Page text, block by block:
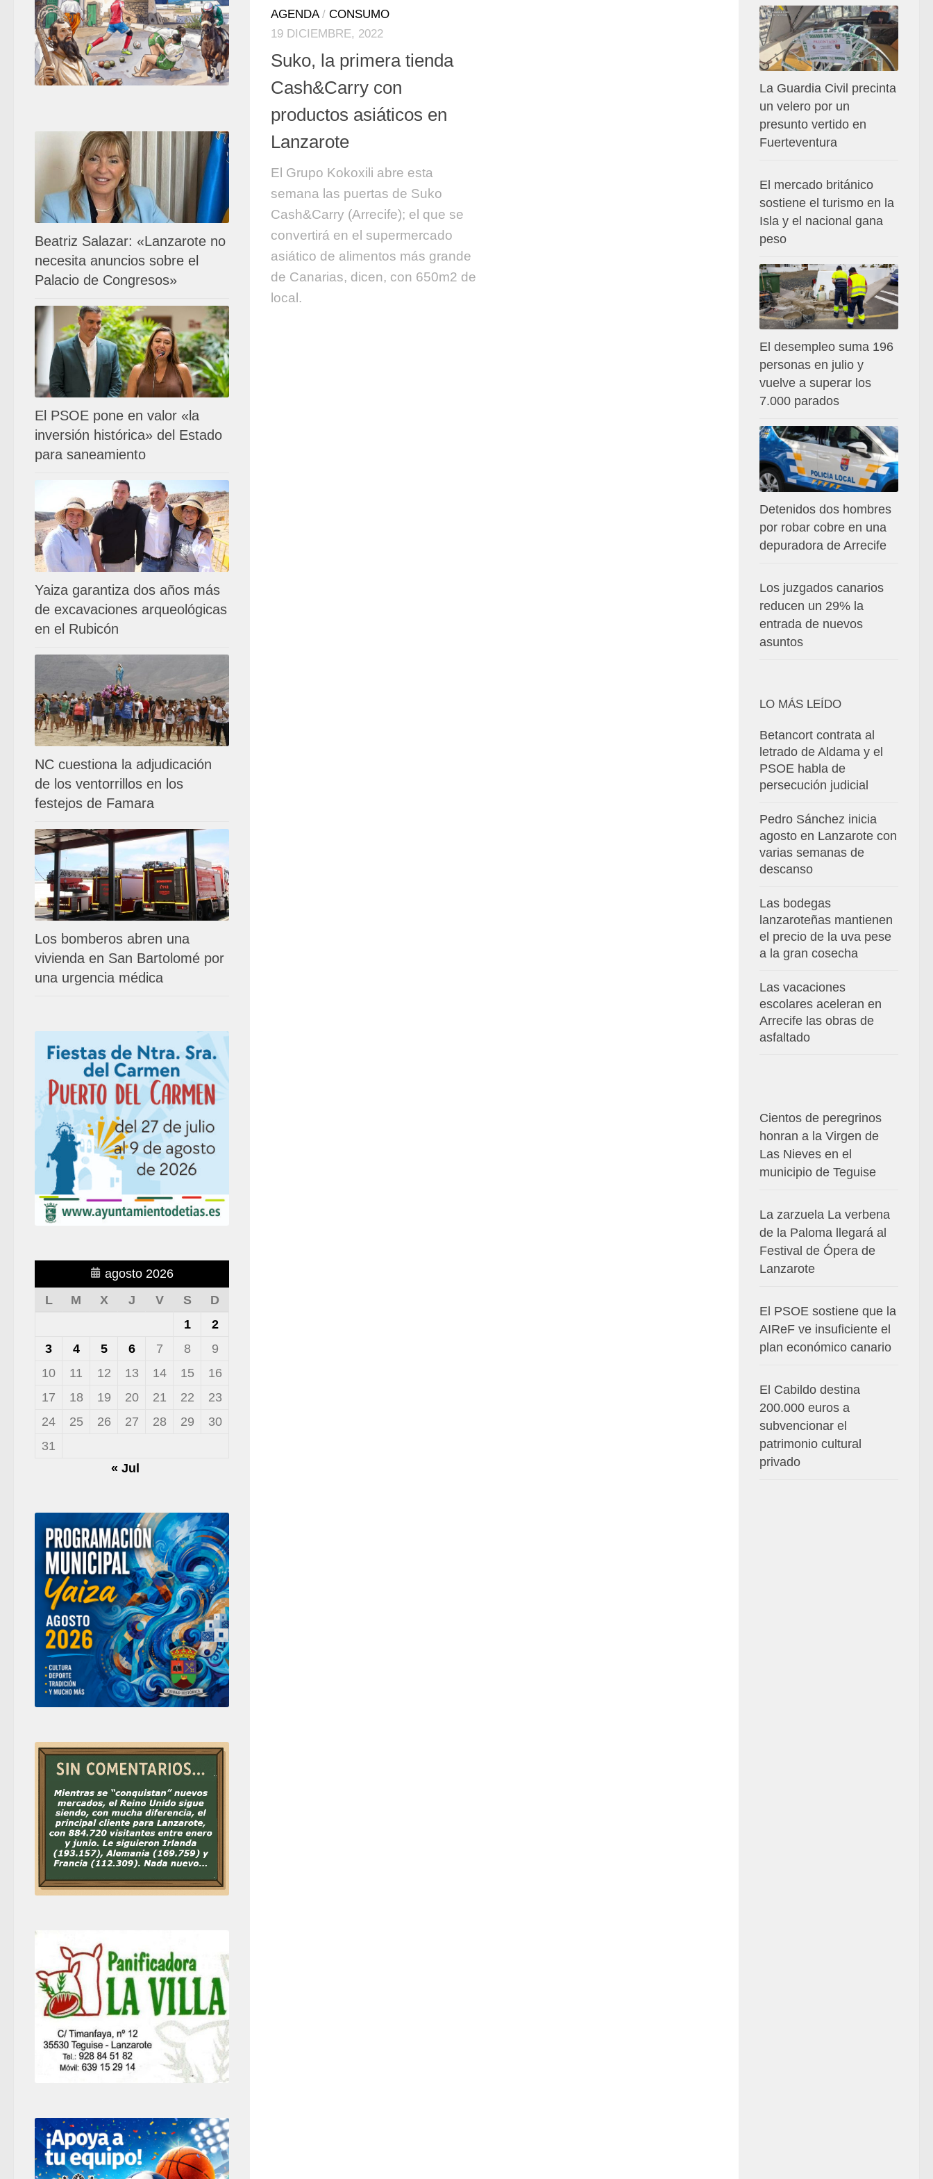
AGENDA/ CONSUMO
19 DICIEMBRE, 2022
Suko, la primera tienda
Cash&Carry con
productos asiáticos en
Lanzarote
El Grupo Kokoxili abre esta
semana las puertas de Suko
Cash&Carry (Arrecife); el que se
convertirá en el supermercado
asiático de alimentos más grande
de Canarias, dicen, con 650m2 de
local.
Beatriz Salazar: «Lanzarote no
necesita anuncios sobre el
Palacio de Congresos»
El PSOE pone en valor «la
inversión histórica» del Estado
para saneamiento
Yaiza garantiza dos años más
de excavaciones arqueológicas
en el Rubicón
NC cuestiona la adjudicación
de los ventorrillos en los
festejos de Famara
Los bomberos abren una
vivienda en San Bartolomé por
una urgencia médica
agosto 2026
L
M X J V S
D
1
2
3
4 5 6 7 8
9
10
11 12 13 14 15
16
17
18 19 20 21 22
23
24
25 26 27 28 29
30
31
« Jul
La Guardia Civil precinta
un velero por un
presunto vertido en
Fuerteventura
El mercado británico
sostiene el turismo en la
Isla y el nacional gana
peso
El desempleo suma 196
personas en julio y
vuelve a superar los
7.000 parados
Detenidos dos hombres
por robar cobre en una
depuradora de Arrecife
Los juzgados canarios
reducen un 29% la
entrada de nuevos
asuntos
LO MÁS LEÍDO
Betancort contrata al
letrado de Aldama y el
PSOE habla de
persecución judicial
Pedro Sánchez inicia
agosto en Lanzarote con
varias semanas de
descanso
Las bodegas
lanzaroteñas mantienen
el precio de la uva pese
a la gran cosecha
Las vacaciones
escolares aceleran en
Arrecife las obras de
asfaltado
Cientos de peregrinos
honran a la Virgen de
Las Nieves en el
municipio de Teguise
La zarzuela La verbena
de la Paloma llegará al
Festival de Ópera de
Lanzarote
El PSOE sostiene que la
AIReF ve insuficiente el
plan económico canario
El Cabildo destina
200.000 euros a
subvencionar el
patrimonio cultural
privado